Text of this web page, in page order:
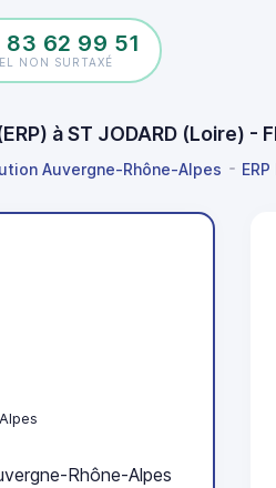
83 62 99 51
NON SURTAXÉ
à ST JODARD (Loire) -
Auvergne-Rhône-Alpes
Rhône-Alpes